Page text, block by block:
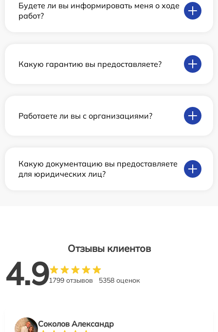
Будете ли вы информировать меня о ходе
работ?
Какую гарантию вы предоставляете?
Работаете ли вы с организациями?
Какую документацию вы предоставляете
для юридических лиц?
Отзывы клиентов
4.91799 отзывов 5358 оценок
Соколов Александр